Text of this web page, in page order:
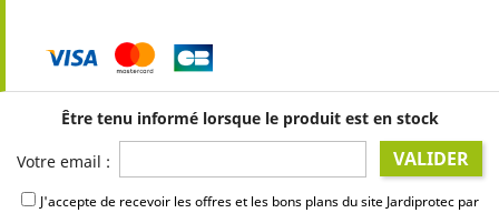
Être tenu informé lorsque le produit est en stock
Votre email : VALIDER
J'accepte de recevoir les offres et les bons plans du site Jardiprotec par